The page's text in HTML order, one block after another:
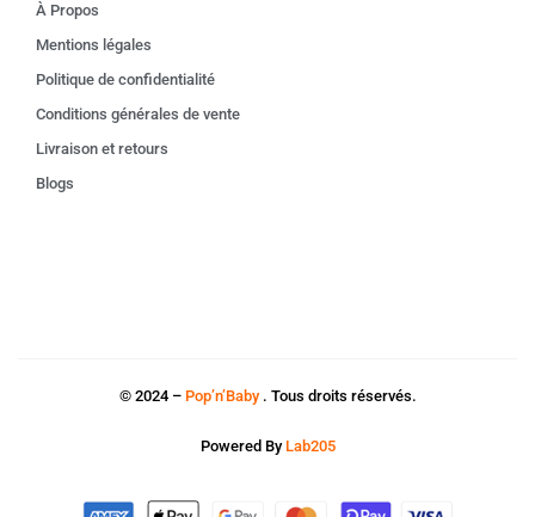
À Propos
Mentions légales
Politique de confidentialité
Conditions générales de vente
Livraison et retours
Blogs
© 2024 – Pop’n’Baby. Tous droits réservés.
Powered By Lab205